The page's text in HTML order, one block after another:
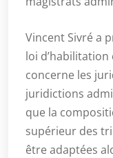
Vincent Sivré a
loi
concerne les
juridictions
que la
supérieur des
être adaptées